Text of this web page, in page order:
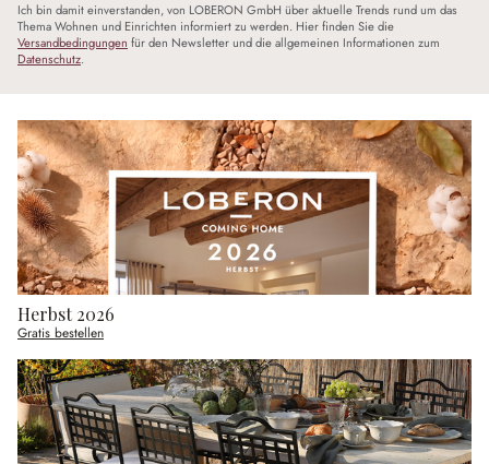
Ich bin damit einverstanden, von LOBERON GmbH über aktuelle Trends rund um das
Thema Wohnen und Einrichten informiert zu werden. Hier finden Sie die
Versandbedingungen für den Newsletter und die allgemeinen Informationen zum
Datenschutz.
Herbst 2026
Gratis bestellen